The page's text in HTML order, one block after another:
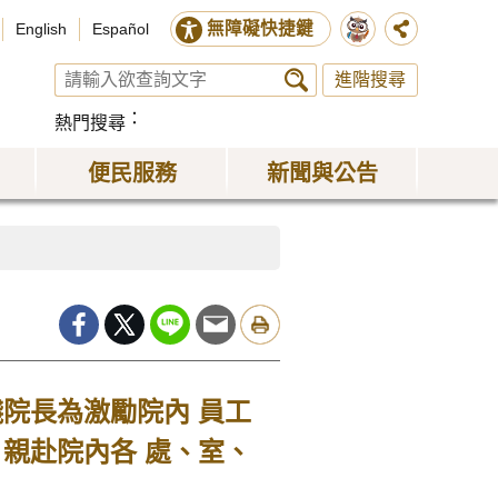
English Español 無障礙快捷鍵
進階搜尋
熱門搜尋
便民服務 新聞與公告
長為激勵院內 員工
赴院內各 處、室、